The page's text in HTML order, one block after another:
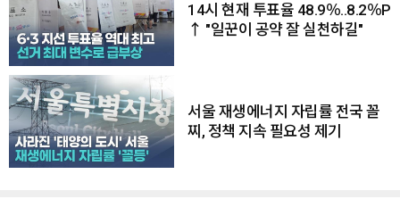
14시 현재 투표율 48.9％..8.2％P
↑ "일꾼이 공약 잘 실천하길"
서울 재생에너지 자립률 전국 꼴
찌, 정책 지속 필요성 제기